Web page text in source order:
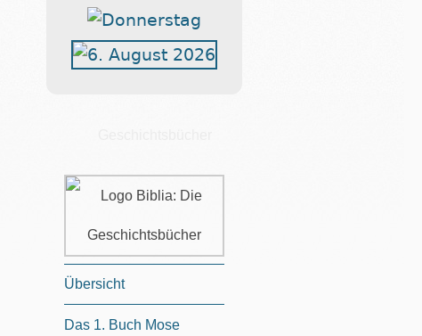
Übersicht
Das 1. Buch Mose